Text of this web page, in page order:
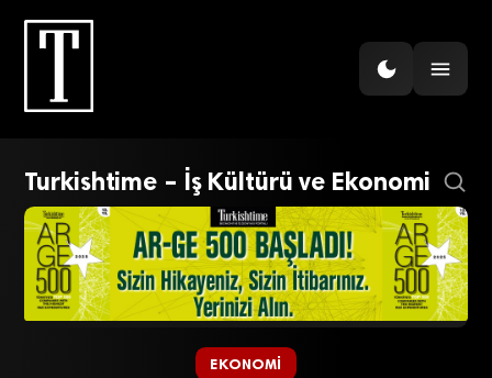
Turkishtime – İş Kültürü ve Ekonomi
EKONOMI